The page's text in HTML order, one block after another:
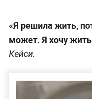
«Я решила жить,
может. Я хочу
Кейси.